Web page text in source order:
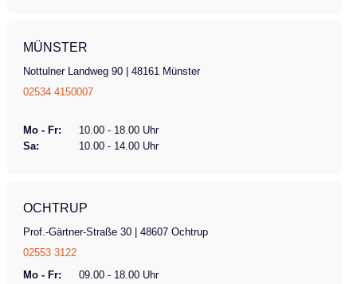
MÜNSTER
Nottulner Landweg 90 | 48161 Münster
02534 4150007
Mo - Fr:
10.00 - 18.00 Uhr
Sa:
10.00 - 14.00 Uhr
OCHTRUP
Prof.-Gärtner-Straße 30 | 48607 Ochtrup
02553 3122
Mo - Fr:
09.00 - 18.00 Uhr